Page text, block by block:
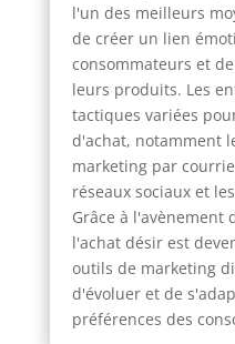
l'un des meilleurs
de créer un lien
consommateurs et
leurs produits. Les
tactiques variées
d'achat, notamment
marketing par
réseaux sociaux et
Grâce à
l'achat désir est
outils de marketing
d'évoluer et de
préférences des